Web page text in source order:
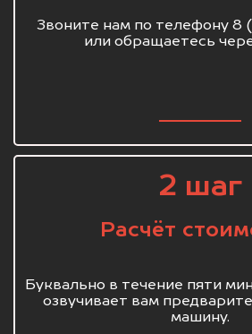
Звоните нам по телефону 8
или обращаетесь
2 шаг
Расчёт
Буквально в течение пяти
озвучивает вам
машину.